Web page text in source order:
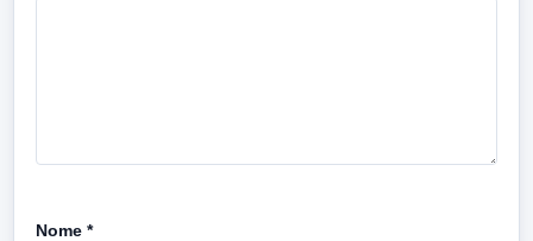
Nome *